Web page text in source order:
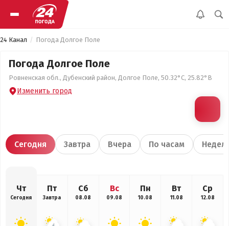
24 Канал Погода Долгое Поле
Погода Долгое Поле
Ровненская обл., Дубенский район, Долгое Поле, 50.32°С, 25.82°В
Изменить город
Сегодня Завтра Вчера По часам
Чт
Сегодня
Пт
Завтра
Сб
08.08
Вс
09.08
Пн
10.08
Вт
11.08
Ср
12.08